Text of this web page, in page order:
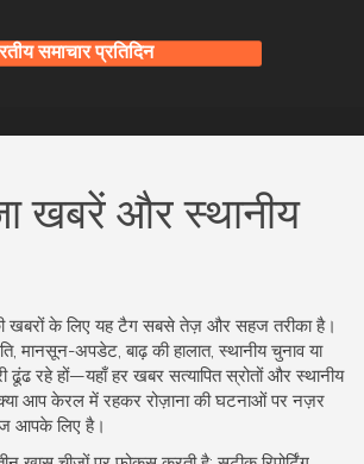
खबरें और स्थानीय
खबरों के लिए यह टैग सबसे तेज़ और सहज तरीका है।
मानसून-अपडेट, बाढ़ की हालात, स्थानीय चुनाव या
ढूंढ रहे हों—यहाँ हर खबर सत्यापित स्रोतों और स्थानीय
आप केरल में रहकर रोज़ाना की घटनाओं पर नज़र
आपके लिए है।